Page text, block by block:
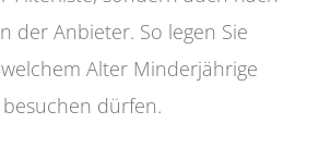
der Anbieter. So legen Sie
Alter Minderjährige
dürfen.